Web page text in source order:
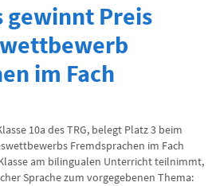
gewinnt Preis
im Fach
10a des TRG, belegt Platz 3 beim
Fremdsprachen im Fach
am bilingualen Unterricht teilnimmt,
Sprache zum vorgegebenen Thema: